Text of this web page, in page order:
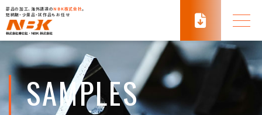
部品の加工、海外調達のNBK株式会社。
短納期・少量品・試作品もお任せ
SAMPLES